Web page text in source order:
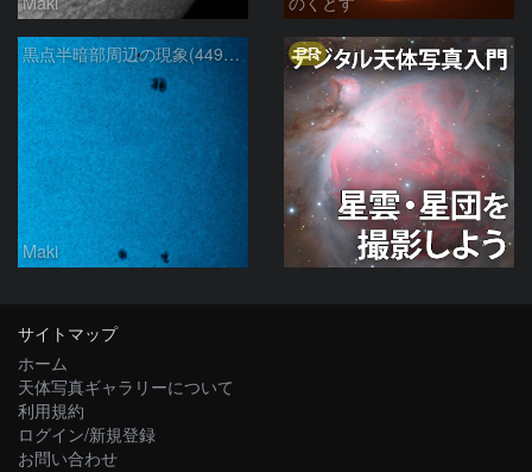
黒点半暗部周辺の現象(4498、4502付近)8/6
Maki
PR
サイトマップ
ホーム
天体写真ギャラリーについて
利用規約
ログイン/新規登録
お問い合わせ